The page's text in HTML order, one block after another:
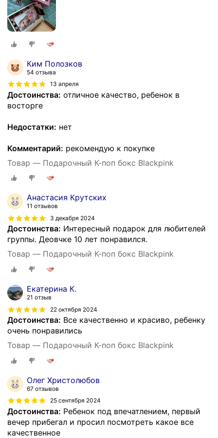
Ким Полозков
54 отзыва
13 апреля
Достоинства: отличное качество, ребенок в
восторге
Недостатки: нет
Комментарий: рекомендую к покупке
Товар — Подарочный К-поп бокс Blackpink
Анастасия Крутских
11 отзывов
3 декабря 2024
Достоинства: Интересный подарок для любителей
группы. Деовчке 10 лет понравился.
Товар — Подарочный К-поп бокс Blackpink
Екатерина К.
21 отзыв
22 октября 2024
Достоинства: Все качественно и красиво, ребенку
очень понравились
Товар — Подарочный К-поп бокс Blackpink
Олег Христолюбов
67 отзывов
25 сентября 2024
Достоинства: Ребенок под впечатлением, первый
вечер прибегал и просил посмотреть какое все
качественное